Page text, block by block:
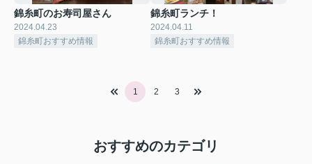
錦糸町のお寿司屋さん
2024.04.23
錦糸町おすすめ情報
錦糸町ランチ！
2024.04.11
錦糸町おすすめ情報
1 2 3
おすすめのカテゴリ